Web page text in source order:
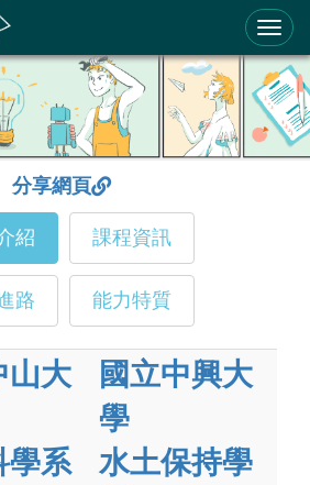
育才輔助系統
分享網頁
紹 課程資訊
路 能力特質
山大
學系
國立中興大
學
水土保持學